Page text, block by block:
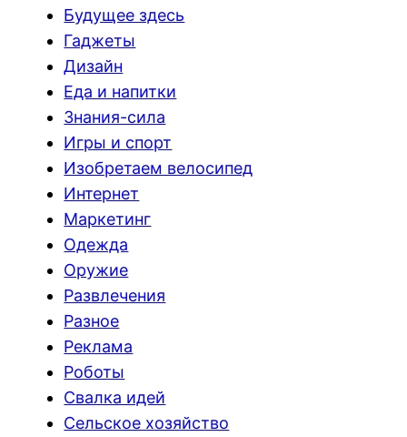
Будущее здесь
Гаджеты
Дизайн
Еда и напитки
Знания-сила
Игры и спорт
Изобретаем велосипед
Интернет
Маркетинг
Одежда
Оружие
Развлечения
Разное
Реклама
Роботы
Свалка идей
Сельское хозяйство